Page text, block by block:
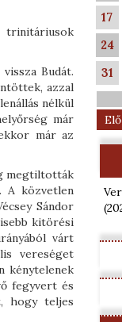
trinitáriusok
Budát.
azzal
nélkül
már
már az
megtiltották
A közvetlen
Sándor
kitörési
várt
vereséget
kénytelenek
fegyvert és
hogy teljes
17
24
31